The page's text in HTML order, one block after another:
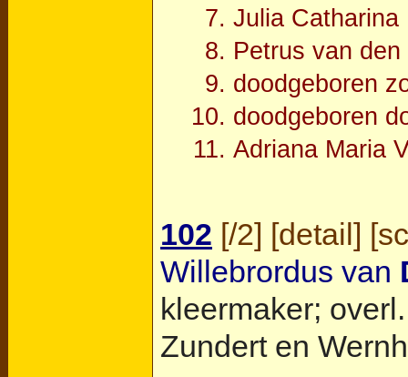
Julia Catharina
Petrus van
doodgeboren
doodgeboren
Adriana Maria
102 [/2] [detail] [
Willebrordus van
kleermaker;
Zundert en